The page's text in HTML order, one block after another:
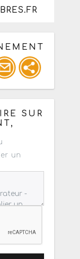
pour un
social
SUR
un